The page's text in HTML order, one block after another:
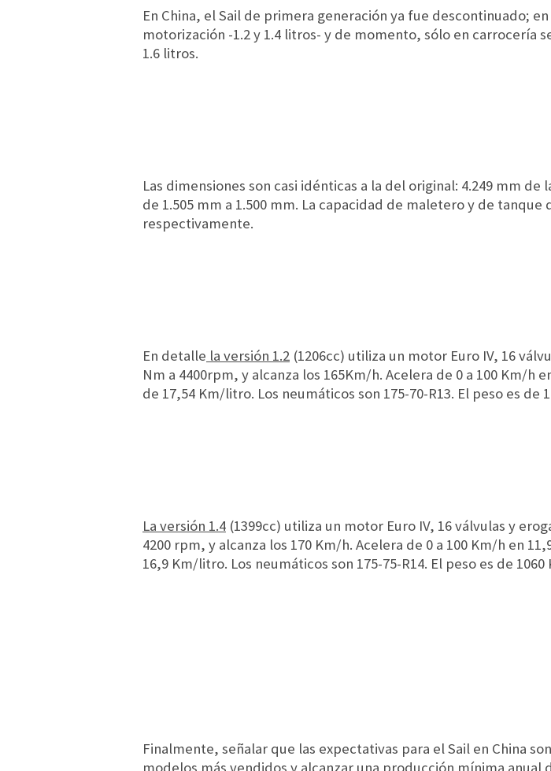
En China, el Sail de primera generación ya fue descontinuado;
motorización -1.2 y 1.4 litros- y de momento, sólo en carrocería
1.6 litros.
Las dimensiones son casi idénticas a la del original: 4.249 mm
de 1.505 mm a 1.500 mm. La capacidad de maletero y de
respectivamente.
En detalle la versión 1.2 (1206cc) utiliza un motor Euro IV, 16
Nm a 4400rpm, y alcanza los 165Km/h. Acelera de 0 a 100 Km/
de 17,54 Km/litro. Los neumáticos son 175-70-R13. El peso es de
La versión 1.4 (1399cc) utiliza un motor Euro IV, 16 válvulas y
4200 rpm, y alcanza los 170 Km/h. Acelera de 0 a 100 Km/h en
16,9 Km/litro. Los neumáticos son 175-75-R14. El peso es de 1060
Finalmente, señalar que las expectativas para el Sail en China